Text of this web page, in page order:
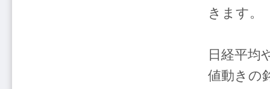
きます。
日経平均
値動きの